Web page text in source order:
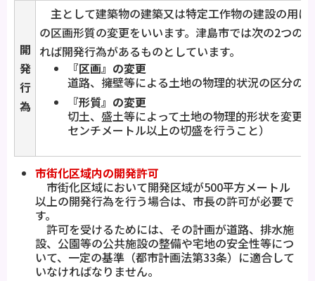
開
発
行
為
主として建築物の建築又は特定工作物の建設の用に
の区画形質の変更をいいます。津島市では次の2つの
れば開発行為があるものとしています。
『区画』の変更
道路、擁壁等による土地の物理的状況の区分の
『形質』の変更
切土、盛土等によって土地の物理的形状を変更
センチメートル以上の切盛を行うこと）
市街化区域内の開発許可
市街化区域において開発区域が500平方メートル
以上の開発行為を行う場合は、市長の許可が必要で
す。
許可を受けるためには、その計画が道路、排水施
設、公園等の公共施設の整備や宅地の安全性等につ
いて、一定の基準（都市計画法第33条）に適合して
いなければなりません。